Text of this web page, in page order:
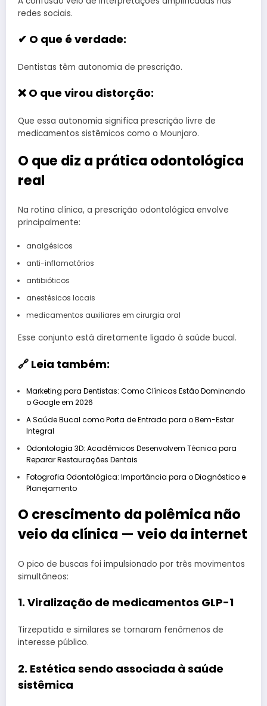
redes sociais.
✔ O que é verdade:
Dentistas têm autonomia de prescrição.
❌ O que virou distorção:
Que essa autonomia significa prescrição livre de
medicamentos sistêmicos como o Mounjaro.
O que diz a prática odontológica
real
Na rotina clínica, a prescrição odontológica envolve
principalmente:
analgésicos
anti-inflamatórios
antibióticos
anestésicos locais
medicamentos auxiliares em cirurgia oral
Esse conjunto está diretamente ligado à saúde bucal.
🔗 Leia também:
Marketing para Dentistas: Como Clínicas Estão Dominando
o Google em 2026
A Saúde Bucal como Porta de Entrada para o Bem-Estar
Integral
Odontologia 3D: Acadêmicos Desenvolvem Técnica para
Reparar Restaurações Dentais
Fotografia Odontológica: Importância para o Diagnóstico e
Planejamento
O crescimento da polêmica não
veio da clínica — veio da internet
O pico de buscas foi impulsionado por três movimentos
simultâneos:
1. Viralização de medicamentos GLP-1
Tirzepatida e similares se tornaram fenômenos de
interesse público.
2. Estética sendo associada à saúde
sistêmica